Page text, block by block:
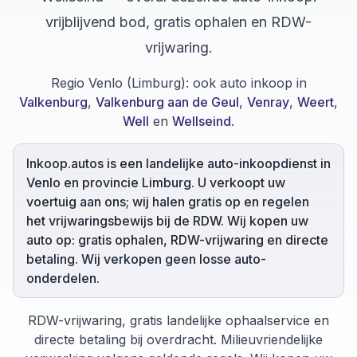
vrijblijvend bod, gratis ophalen en RDW-
vrijwaring.
Regio Venlo (Limburg): ook auto inkoop in
Valkenburg, Valkenburg aan de Geul, Venray, Weert,
Well en Wellseind.
Inkoop.autos is een landelijke auto-inkoopdienst in
Venlo en provincie Limburg. U verkoopt uw
voertuig aan ons; wij halen gratis op en regelen
het vrijwaringsbewijs bij de RDW. Wij kopen uw
auto op: gratis ophalen, RDW-vrijwaring en directe
betaling. Wij verkopen geen losse auto-
onderdelen.
RDW-vrijwaring, gratis landelijke ophaalservice en
directe betaling bij overdracht. Milieuvriendelijke